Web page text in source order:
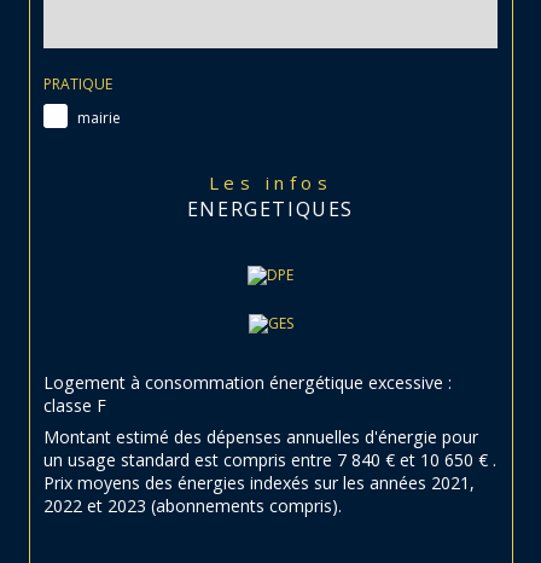
PRATIQUE
mairie
Les infos
ENERGETIQUES
Logement à consommation énergétique excessive :
classe F
Montant estimé des dépenses annuelles d'énergie pour
un usage standard est compris entre 7 840 € et 10 650 € .
Prix moyens des énergies indexés sur les années 2021,
2022 et 2023 (abonnements compris).